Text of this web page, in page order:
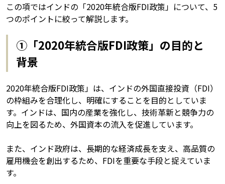
この項ではインドの「2020年統合版FDI政策」について、5
つのポイントに絞って解説します。
①「2020年統合版FDI政策」の目的と
背景
2020年統合版FDI政策」は、インドの外国直接投資（FDI）
の枠組みを合理化し、明確にすることを目的としていま
す。インドは、国内の産業を強化し、技術革新と競争力の
向上を図るため、外国資本の流入を促進しています。
また、インド政府は、長期的な経済成長を支え、高品質の
雇用機会を創出するため、FDIを重要な手段と捉えていま
す。